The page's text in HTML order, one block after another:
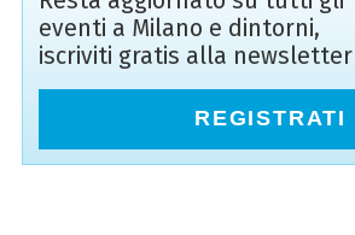
eventi a Milano e dintorni,
iscriviti gratis alla newsletter
REGISTRATI